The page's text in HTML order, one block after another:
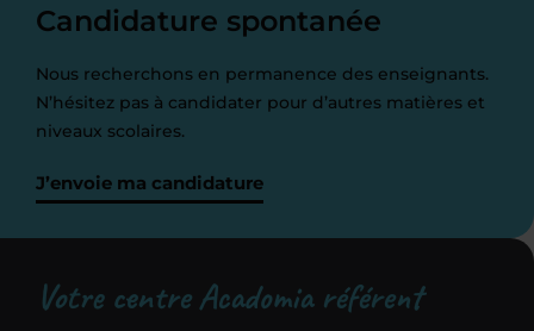
Candidature spontanée
Nous recherchons en permanence des enseignants.
N’hésitez pas à candidater pour d’autres matières et
niveaux scolaires.
J’envoie ma candidature
Votre centre Acadomia référent